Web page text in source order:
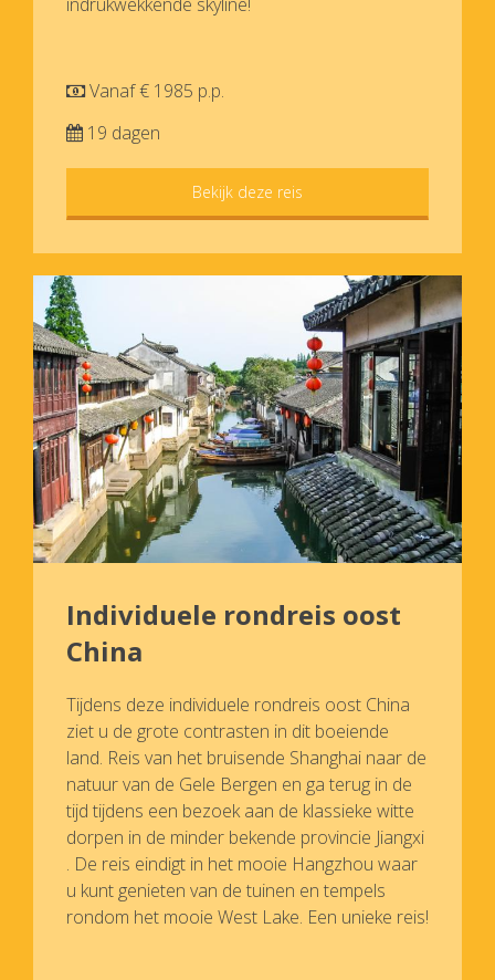
Vanaf € 1985 p.p.
19 dagen
Bekijk deze reis
Individuele rondreis oost
China
Tijdens deze individuele rondreis oost China
ziet u de grote contrasten in dit boeiende
land. Reis van het bruisende Shanghai naar de
natuur van de Gele Bergen en ga terug in de
tijd tijdens een bezoek aan de klassieke witte
dorpen in de minder bekende provincie Jiangxi
. De reis eindigt in het mooie Hangzhou waar
u kunt genieten van de tuinen en tempels
rondom het mooie West Lake. Een unieke reis!